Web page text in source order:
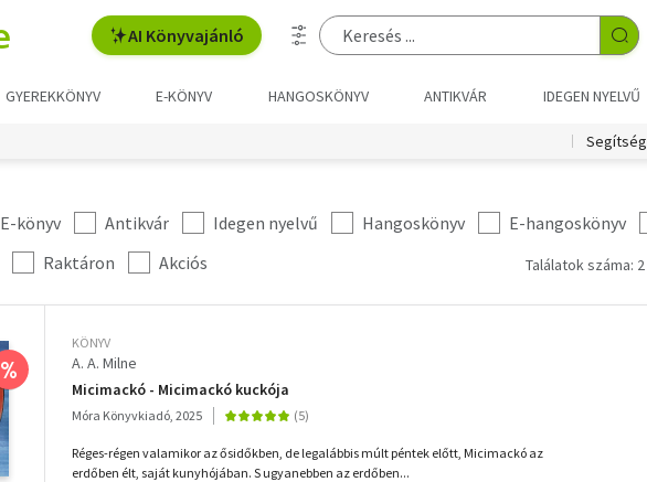
AI Könyvajánló
GYEREKKÖNYV E-KÖNYV HANGOSKÖNYV ANTIKVÁR IDEGEN NYELVŰ
Segítség
E-könyv Antikvár Idegen nyelvű Hangoskönyv E-hangoskönyv
Raktáron Akciós Találatok száma: 2
%
KÖNYV
A. A. Milne
Micimackó - Micimackó kuckója
Móra Könyvkiadó, 2025
Réges-régen valamikor az ősidőkben, de legalábbis múlt péntek előtt, Micimackó az
erdőben élt, saját kunyhójában. S ugyanebben az erdőben...